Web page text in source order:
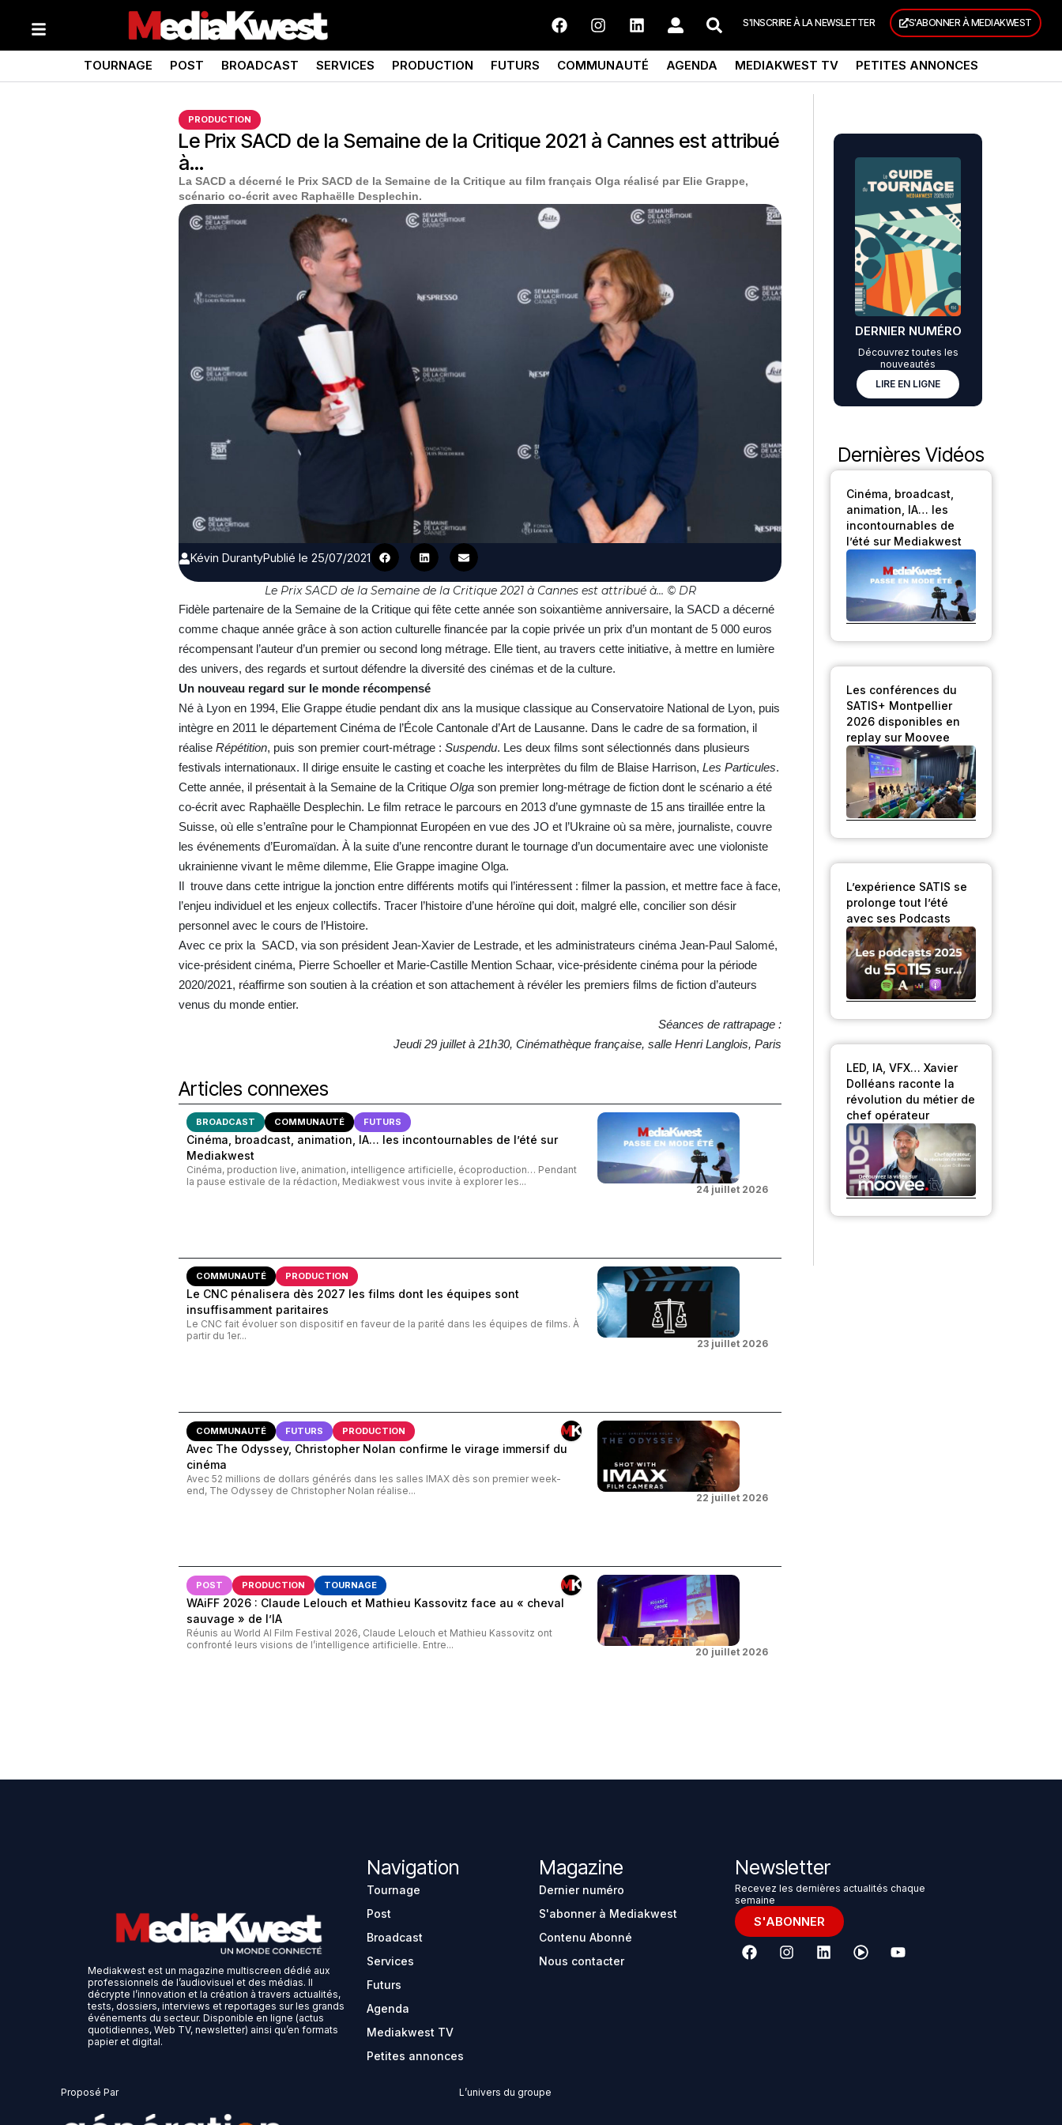
S'INSCRIRE À LA NEWSLETTER S'ABONNER À MEDIAKWEST
TOURNAGE POST BROADCAST SERVICES PRODUCTION FUTURS COMMUNAUTÉ AGENDA MEDIAKWEST TV PETITES ANNONCES
PRODUCTION
Le Prix SACD de la Semaine de la Critique 2021 à Cannes est attribué
à…
La SACD a décerné le Prix SACD de la Semaine de la Critique au film français Olga réalisé par Elie Grappe,
scénario co-écrit avec Raphaëlle Desplechin.
Kévin DurantyPublié le 25/07/2021
Le Prix SACD de la Semaine de la Critique 2021 à Cannes est attribué à… © DR
Fidèle partenaire de la Semaine de la Critique qui fête cette année son soixantième anniversaire, la SACD a décerné
comme chaque année grâce à son action culturelle financée par la copie privée un prix d’un montant de 5 000 euros
récompensant l’auteur d’un premier ou second long métrage. Elle tient, au travers cette initiative, à mettre en lumière
des univers, des regards et surtout défendre la diversité des cinémas et de la culture.
Un nouveau regard sur le monde récompensé
Né à Lyon en 1994, Elie Grappe étudie pendant dix ans la musique classique au Conservatoire National de Lyon, puis
intègre en 2011 le département Cinéma de l’École Cantonale d’Art de Lausanne. Dans le cadre de sa formation, il
réaliseRépétition, puis son premier court-métrage :Suspendu. Les deux films sont sélectionnés dans plusieurs
festivals internationaux. Il dirige ensuite le casting et coache les interprètes du film de Blaise Harrison,Les Particules.
Cette année, il présentait à la Semaine de la CritiqueOlga son premier long-métrage de fiction dont le scénario a été
co-écrit avec Raphaëlle Desplechin. Le film retrace le parcours en 2013 d’une gymnaste de 15 ans tiraillée entre la
Suisse, où elle s’entraîne pour le Championnat Européen en vue des JO et l’Ukraine où sa mère, journaliste, couvre
les événements d’Euromaïdan. À la suite d’une rencontre durant le tournage d’un documentaire avec une violoniste
ukrainienne vivant le même dilemme, Elie Grappe imagine Olga.
Il trouve dans cette intrigue la jonction entre différents motifs qui l’intéressent : filmer la passion, et mettre face à face,
l’enjeu individuel et les enjeux collectifs. Tracer l’histoire d’une héroïne qui doit, malgré elle, concilier son désir
personnel avec le cours de l’Histoire.
Avec ce prix la SACD, via son président Jean-Xavier de Lestrade, et les administrateurs cinéma Jean-Paul Salomé,
vice-président cinéma, Pierre Schoeller et Marie-Castille Mention Schaar, vice-présidente cinéma pour la période
2020/2021, réaffirme son soutien à la création et son attachement à révéler les premiers films de fiction d’auteurs
venus du monde entier.
Séances de rattrapage :
Jeudi 29 juillet à 21h30, Cinémathèque française, salle Henri Langlois, Paris
Articles connexes
BROADCAST COMMUNAUTÉ FUTURS
Cinéma, broadcast, animation, IA… les incontournables de l’été sur
Mediakwest
Cinéma, production live, animation, intelligence artificielle, écoproduction… Pendant
la pause estivale de la rédaction, Mediakwest vous invite à explorer les...
24 juillet 2026
COMMUNAUTÉ PRODUCTION
Le CNC pénalisera dès 2027 les films dont les équipes sont
insuffisamment paritaires
Le CNC fait évoluer son dispositif en faveur de la parité dans les équipes de films. À
partir du 1er...
23 juillet 2026
COMMUNAUTÉ FUTURS PRODUCTION
Avec The Odyssey, Christopher Nolan confirme le virage immersif du
cinéma
Avec 52 millions de dollars générés dans les salles IMAX dès son premier week-
end, The Odyssey de Christopher Nolan réalise...
22 juillet 2026
POST PRODUCTION TOURNAGE
WAiFF 2026 : Claude Lelouch et Mathieu Kassovitz face au « cheval
sauvage » de l’IA
Réunis au World AI Film Festival 2026, Claude Lelouch et Mathieu Kassovitz ont
confronté leurs visions de l’intelligence artificielle. Entre...
20 juillet 2026
DERNIER NUMÉRO
Découvrez toutes les
nouveautés
LIRE EN LIGNE
Dernières Vidéos
Cinéma, broadcast,
animation, IA… les
incontournables de
l’été sur Mediakwest
Les conférences du
SATIS+ Montpellier
2026 disponibles en
replay sur Moovee
L’expérience SATIS se
prolonge tout l’été
avec ses Podcasts
LED, IA, VFX… Xavier
Dolléans raconte la
révolution du métier de
chef opérateur
Mediakwest est un magazine multiscreen dédié aux
professionnels de l’audiovisuel et des médias. Il
décrypte l’innovation et la création à travers actualités,
tests, dossiers, interviews et reportages sur les grands
événements du secteur. Disponible en ligne (actus
quotidiennes, Web TV, newsletter) ainsi qu’en formats
papier et digital.
Navigation
Tournage
Post
Broadcast
Services
Futurs
Agenda
Mediakwest TV
Petites annonces
Magazine
Dernier numéro
S'abonner à Mediakwest
Contenu Abonné
Nous contacter
Newsletter
Recevez les dernières actualités chaque
semaine
S'ABONNER
Proposé Par L’univers du groupe